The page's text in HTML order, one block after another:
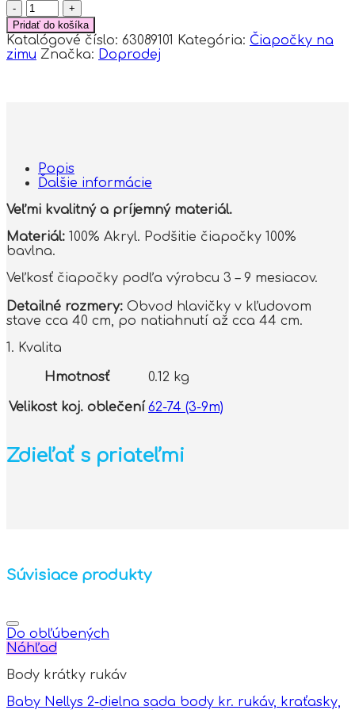
množstvo
BABY
NELLYS
Zimná
čiapka
Pridať do košíka
Katalógové číslo: 63089101 Kategória: Čiapočky na
zimu Značka: Doprodej
Popis
Ďalšie informácie
Veľmi kvalitný a príjemný materiál.
Materiál: 100% Akryl. Podšitie čiapočky 100%
bavlna.
Veľkosť čiapočky podľa výrobcu 3 – 9 mesiacov.
Detailné rozmery: Obvod hlavičky v kľudovom
stave cca 40 cm, po natiahnutí až cca 44 cm.
1. Kvalita
Hmotnosť 0.12 kg
Velikost koj. oblečení 62-74 (3-9m)
Zdieľať s priateľmi
Súvisiace produkty
Do obľúbených
Náhľad
Body krátky rukáv
Baby Nellys 2-dielna sada body kr. rukáv, kraťasky,